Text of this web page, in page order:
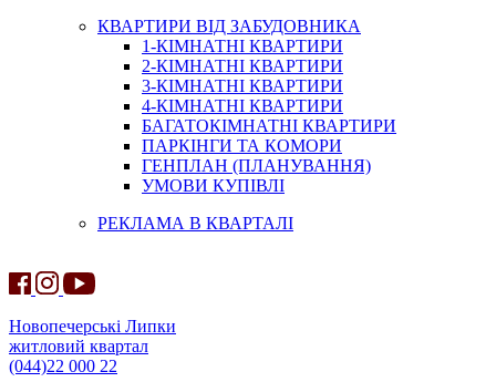
КВАРТИРИ ВІД ЗАБУДОВНИКА
1-КІМНАТНІ КВАРТИРИ
2-КІМНАТНІ КВАРТИРИ
3-КІМНАТНІ КВАРТИРИ
4-КІМНАТНІ КВАРТИРИ
БАГАТОКІМНАТНІ КВАРТИРИ
ПАРКІНГИ ТА КОМОРИ
ГЕНПЛАН (ПЛАНУВАННЯ)
УМОВИ КУПІВЛІ
РЕКЛАМА В КВАРТАЛІ
Новопечерські Липки
житловий квартал
(044)22 000 22